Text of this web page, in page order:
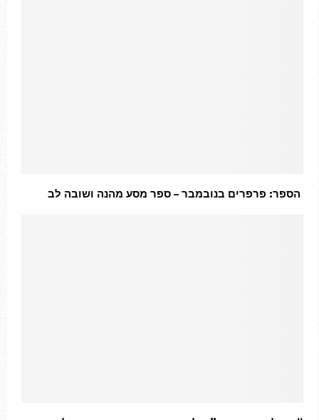
הספר: פרפרים בנובמבר – ספר מסע מהנה ושובה לב